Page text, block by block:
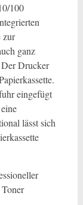
100
zur
ganz
Drucker
eingefügt
lässt sich